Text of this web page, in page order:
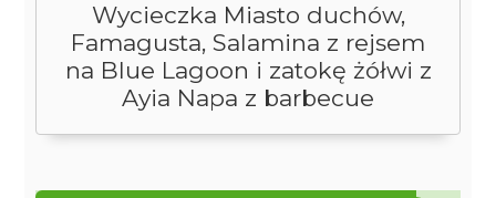
Wycieczka Miasto duchów,
Famagusta, Salamina z rejsem
na Blue Lagoon i zatokę żółwi z
Ayia Napa z barbecue